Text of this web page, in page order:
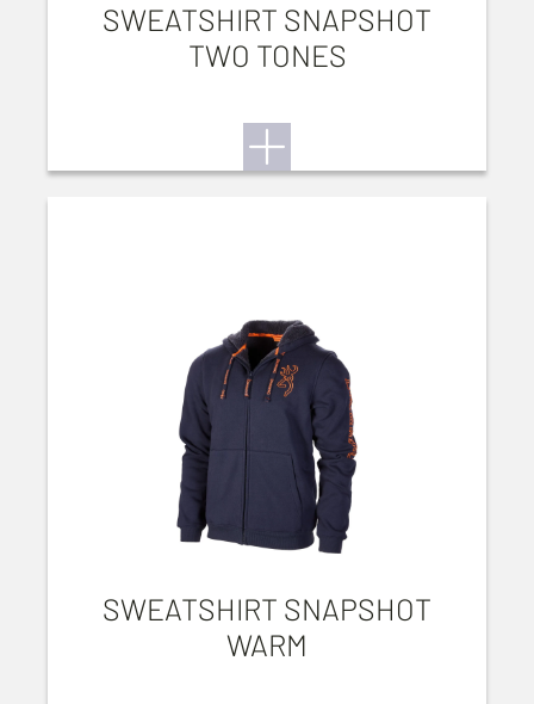
SWEATSHIRT SNAPSHOT
TWO TONES
SWEATSHIRT SNAPSHOT
WARM